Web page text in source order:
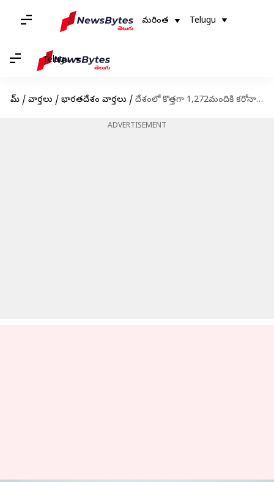
మరింత Telugu
Telugu
హోమ్ / వార్తలు / భారతదేశం వార్తలు / దేశంలో కొత్తగా 1,272మందికి కరోనా; యాక్టివ్ కేసులు 15,515
ADVERTISEMENT